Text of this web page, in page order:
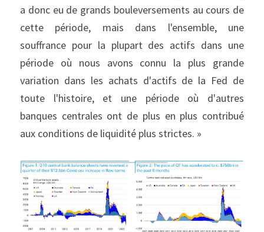
a donc eu de grands bouleversements au cours de
cette période, mais dans l'ensemble, une
souffrance pour la plupart des actifs dans une
période où nous avons connu la plus grande
variation dans les achats d'actifs de la Fed de
toute l'histoire, et une période où d'autres
banques centrales ont de plus en plus contribué
aux conditions de liquidité plus strictes. »